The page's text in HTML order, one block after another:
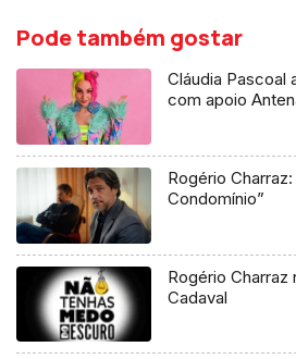
Pode também gostar
Cláudia Pascoal
com apoio
Rogério
Condomínio”
Rogério Charraz
Cadaval